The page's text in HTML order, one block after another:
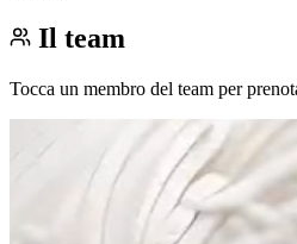
Il team
Tocca un membro del team per